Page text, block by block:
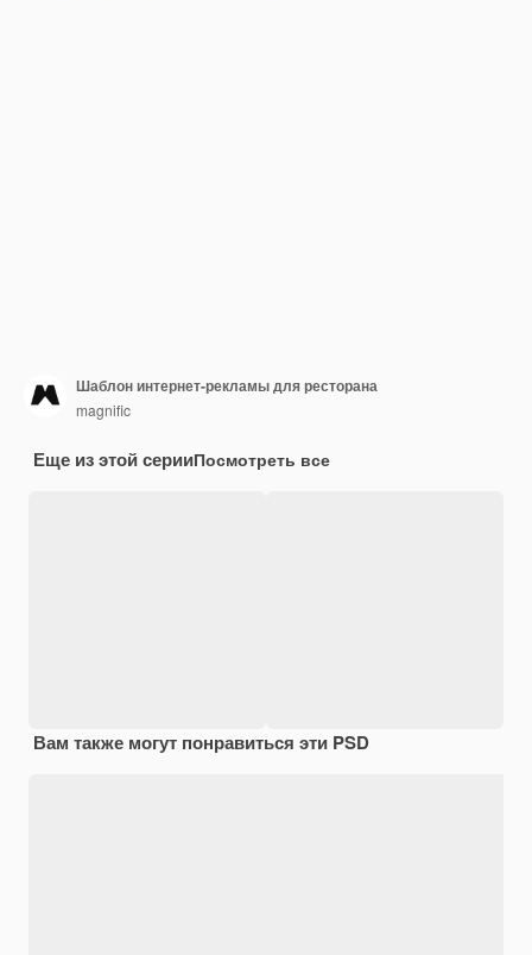
Шаблон интернет-рекламы для ресторана
magnific
Еще из этой серииПосмотреть все
Вам также могут понравиться эти PSD